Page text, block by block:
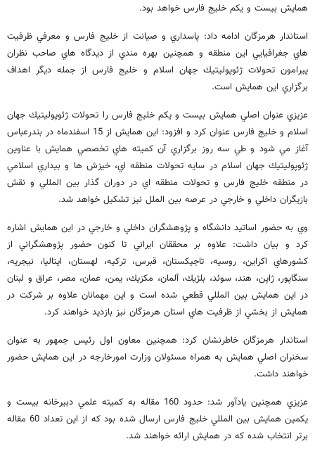
همايش بيست و يكم خليج فارس خواهد بود.
استاندار هرمزگان ادامه داد: پاسداري و صيانت از خليج فارس و معرفي ظرفيت
هاي جغرافيايي اين منطقه و همچنين بهره مندي از ديدگاه هاي صاحب نظران
پيرامون تحولات ژئوپوليتيك جهان اسلام و خليج فارس از جمله ديگر اهداف
برگزاري اين همايش است.
عزيزي عنوان اصلي همايش بيست و يكم خليج فارس را تحولات ژئوپوليتيك جهان
اسلام و خليج فارس عنوان كرد و افزود: اين همايش از 15 اسفندماه در بندرعباس
آغاز مي شود و طي سه روز برگزاري آن كميته هاي تخصصي همايش با عناوين
ژئوپوليتيك جهان اسلام در سايه تحولات منطقه اي، خيزش ها و بيداري اسلامي
در منطقه خليج فارس و تحولات منطقه اي در دوران گذار بين المللي و نقش
بازيگران داخلي و خارجي در عرصه بين الملل نيز تشكيل خواهد شد.
وي به حضور اساتيد دانشگاه و پژوهشگران داخلي و خارجي در اين همايش اشاره
كرد و بيان داشت: علاوه بر محققان ايراني تا كنون حضور پژوهشگراني از
كشورهاي اكراين، روسيه، تاجيكستان، قبرس، تركيه، لهستان، ايتاليا، نيجريه،
سنگاپور، ژاپن، هند، سوئد، بلژيك، آلمان، مكزيك، يمن، عمان، مصر، عراق و لبنان
در اين همايش بين المللي قطعي شده است و اين مهمانان علاوه بر شركت در
همايش از بخشي از ظرفيت هاي استان هرمزگان نيز بازديد خواهند كرد.
استاندار هرمزگان خاطرنشان كرد: همچنين معاون اول رئيس جمهور به عنوان
سخنران اصلي همايش به همراه مسئولان وزارت امورخارجه در اين همايش حضور
خواهند داشت.
عزيزي همچنين يادآور شد: حدود 160 مقاله به كميته علمي دبيرخانه بيست و
يكمين همايش بين المللي خليج فارس ارسال شده بود كه از اين تعداد 60 مقاله
برتر انتخاب شده كه در همايش ارائه خواهند شد.